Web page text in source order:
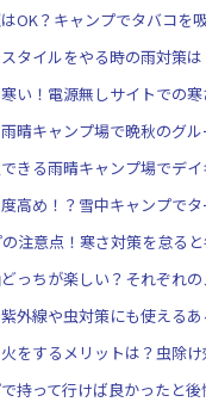
OK？キャンプでタバコを
タイルをやる時の雨対策は
い！電源無しサイトでの寒
晴キャンプ場で晩秋のグル
きる雨晴キャンプ場でデ
高め！？雪中キャンプでタ
注意点！寒さ対策を怠る
っちが楽しい？それぞれ
外線や虫対策にも使える
をするメリットは？虫除け
持って行けば良かったと後